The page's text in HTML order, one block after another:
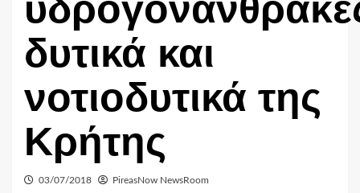
δυτικά και
νοτιοδυτικά της
Κρήτης
03/07/2018 PireasNow NewsRoom